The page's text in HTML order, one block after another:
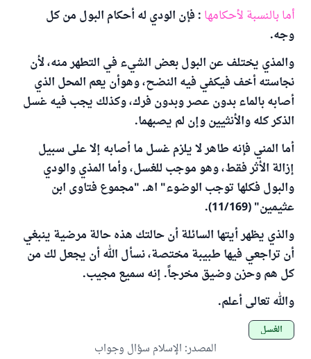
أما بالنسبة لأحكامها : فإن الودي له أحكام البول من كل
وجه.
والمذي يختلف عن البول بعض الشيء في التطهر منه، لأن
نجاسته أخف فيكفي فيه النضح، وهوأن يعم المحل الذي
أصابه بالماء بدون عصر وبدون فرك، وكذلك يجب فيه غسل
الذكر كله والأنثيين وإن لم يصبهما.
أما المني فإنه طاهر لا يلزم غسل ما أصابه إلا على سبيل
إزالة الأثر فقط، وهو موجب للغسل، وأما المذي والودي
والبول فكلها توجب الوضوء" اهـ. "مجموع فتاوى ابن
عثيمين" (11/169).
والذي يظهر أيتها السائلة أن حالتك هذه حالة مرضية ينبغي
أن تراجعي فيها طبيبة مختصة، نسأل الله أن يجعل لك من
كل هم وحزن وضيق مخرجاً. إنه سميع مجيب.
والله تعالى أعلم.
الغسل
المصدر: الإسلام سؤال وجواب